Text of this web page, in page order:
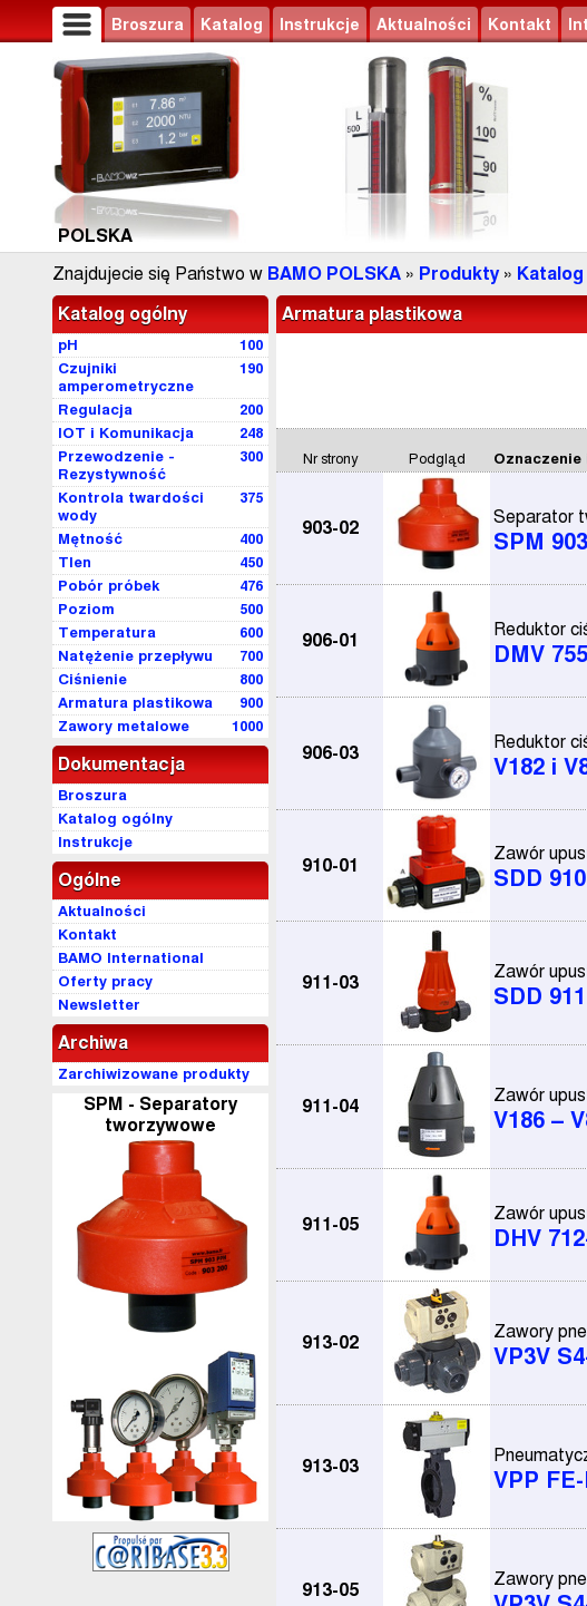
Broszura Katalog Instrukcje Aktualności Kontakt
POLSKA
Znajdujecie się Państwo w BAMO POLSKA » Produkty »
Katalog ogólny
100
pH
190
Czujniki
amperometryczne
200
Regulacja
248
IOT i Komunikacja
300
Przewodzenie -
Rezystywność
375
Kontrola twardości
wody
400
Mętność
450
Tlen
476
Pobór próbek
500
Poziom
600
Temperatura
700
Natężenie przepływu
800
Ciśnienie
900
Armatura plastikowa
1000
Zawory metalowe
Dokumentacja
Broszura
Katalog ogólny
Instrukcje
Ogólne
Aktualności
Kontakt
BAMO International
Oferty pracy
Newsletter
Archiwa
Zarchiwizowane produkty
SPM - Separatory
tworzywowe
Armatura plastikowa
Nr strony Podgląd Oznaczenie
903-02
Separator
SPM 903
906-01
Reduktor
DMV
906-03
Reduktor
V182 i
910-01
Zawór
SDD 910
911-03
Zawór
SDD 911
911-04
Zawór
V186 –
911-05
Zawór
DHV
913-02
Zawory
VP3V
913-03
VPP
913-05
Zawory